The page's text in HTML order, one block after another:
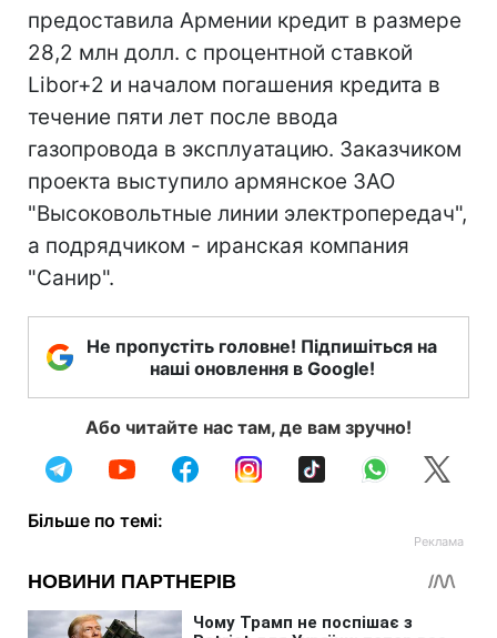
предоставила Армении кредит в размере
28,2 млн долл. c процентной ставкой
Libor+2 и началом погашения кредита в
течение пяти лет после ввода
газопровода в эксплуатацию. Заказчиком
проекта выступило армянское ЗАО
"Высоковольтные линии электропередач",
а подрядчиком - иранская компания
"Санир".
Не пропустіть головне! Підпишіться на
наші оновлення в Google!
Або читайте нас там, де вам зручно!
Більше по темі: